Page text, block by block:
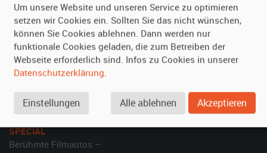
Vermieten
Oldtimer anmelden
Fotos senden
Inserat verwalten
Hilfe
Häufige Fragen (FAQ)
So funktioniert's
SPECIAL
Berühmte Filmautos –
Um unsere Website und unseren Service zu optimieren
setzen wir Cookies ein. Sollten Sie das nicht wünschen,
können Sie Cookies ablehnen. Dann werden nur
funktionale Cookies geladen, die zum Betreiben der
Webseite erforderlich sind. Infos zu Cookies in unserer
Datenschutzerklärung.
Einstellungen Alle ablehnen Akzeptieren